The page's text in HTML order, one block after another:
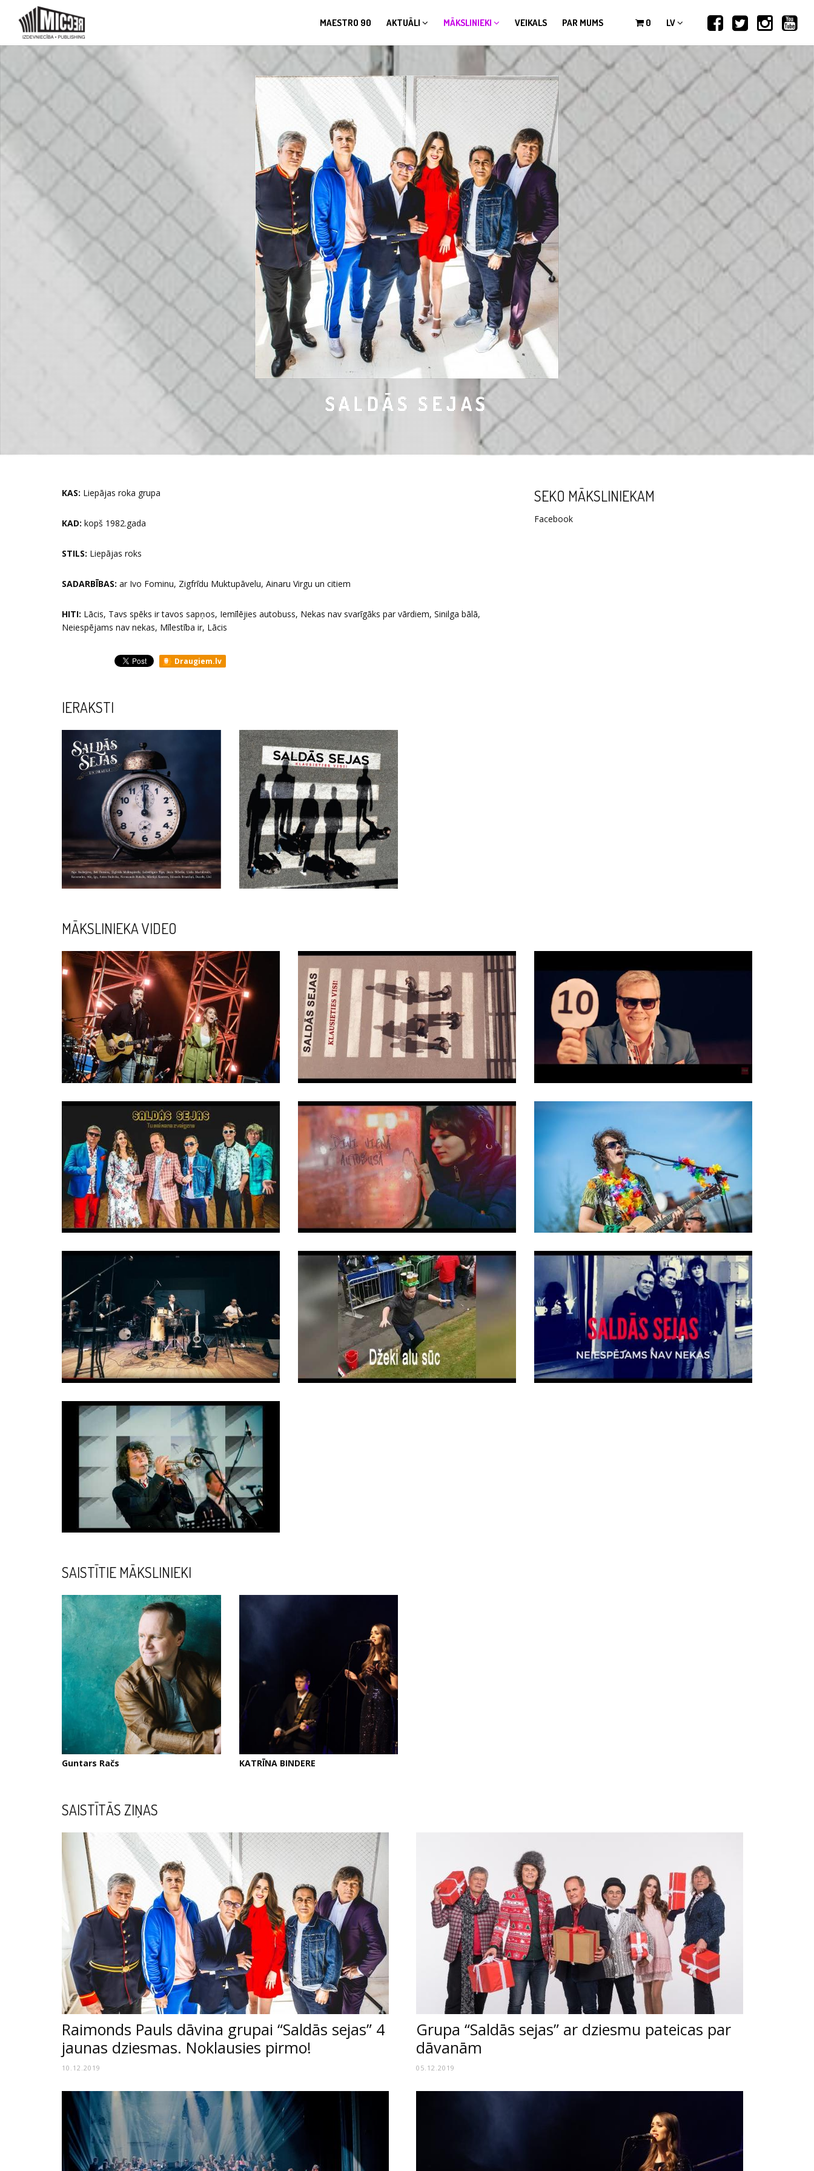
MAESTRO 90 AKTUĀLI MĀKSLINIEKI VEIKALS PAR MUMS 0 LV
SALDĀS SEJAS
KAS: Liepājas roka grupa
KAD: kopš 1982.gada
STILS: Liepājas roks
SADARBĪBAS: ar Ivo Fominu, Zigfrīdu Muktupāvelu, Ainaru Virgu un citiem
HITI: Lācis, Tavs spēks ir tavos sapņos, Iemīlējies autobuss, Nekas nav svarīgāks par vārdiem, Sinilga bālā,
Neiespējams nav nekas, Mīlestība ir, Lācis
Draugiem.lv
SEKO MĀKSLINIEKAM
Facebook
IERAKSTI
MĀKSLINIEKA VIDEO
SAISTĪTIE MĀKSLINIEKI
Guntars Račs KATRĪNA BINDERE
SAISTĪTĀS ZIŅAS
Raimonds Pauls dāvina grupai “Saldās sejas” 4
jaunas dziesmas. Noklausies pirmo!
10.12.2019
Grupa “Saldās sejas” ar dziesmu pateicas par
dāvanām
05.12.2019